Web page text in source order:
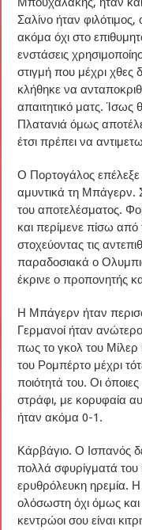
Σαλίνο ήταν
ακόμα όχι στο
ενστάσεις
στιγμή που μέχρι χθες
κλήθηκε να
απαιτητικό ματς.
Πλατανιά όμως
έτσι πρέπει να
Ο Πορτογάλος επέλεξε
αμυντικά τη Μπάγερν.
του αποτελέσματος.
και περίμενε πίσω
στοχεύοντας τις
παραδοσιακά ο
έκρινε ο προπονητής
Η Μπάγερν ήταν
Γερμανοί ήταν
πως το γκολ του Μίλερ
του Ρομπέρτο μέχρι
ποιότητά του. Οι
στράφι, με κορυφαία
ήταν ακόμα 0-1.
Κάρβάγιο. Ο Ισπανός
πολλά σφυρίγματά του
ερυθρόλευκη ηρεμία.
ολόσωστη όχι όμως
κεντρώοι σου είναι